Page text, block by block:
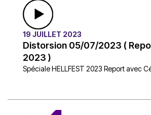
19 JUILLET 2023
Distorsion 05/07/2023 (
2023 )
Spéciale HELLFEST 2023 Report avec